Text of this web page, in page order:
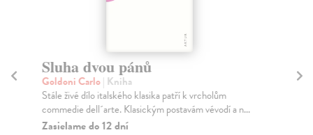
Sluha dvou pánů
Goldoni Carlo| Kniha
Stále živé dílo italského klasika patří k vrcholům
commedie dell´arte. Klasickým postavám vévodí a n...
Zasielame do 12 dní